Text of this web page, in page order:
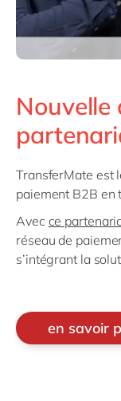
Nouvelle
TransferMate est
paiement B2B en
Avec ce
réseau de
s’intégrant la
en savoir